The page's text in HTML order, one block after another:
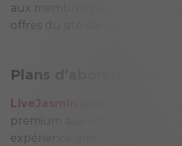
aux membres plus dévoués,
offres du site dans leur confort
Plans d’abonnement
LiveJasmin
premium aux utilisateurs
expérience améliorée. Cet